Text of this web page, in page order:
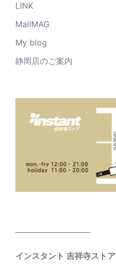
LINK
MailMAG
My blog
静岡店のご案内
インスタント 吉祥寺ストア